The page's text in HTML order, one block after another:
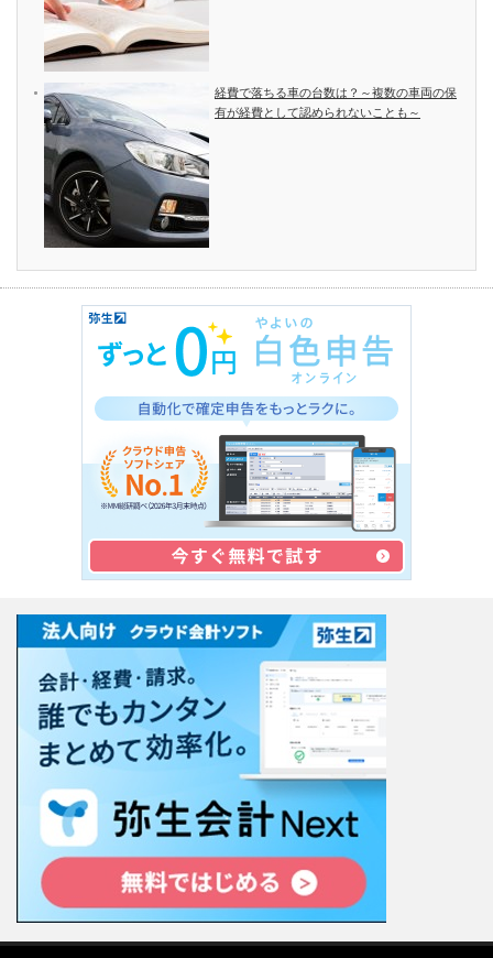
経費で落ちる車の台数は？～複数の車両の保
有が経費として認められないことも～